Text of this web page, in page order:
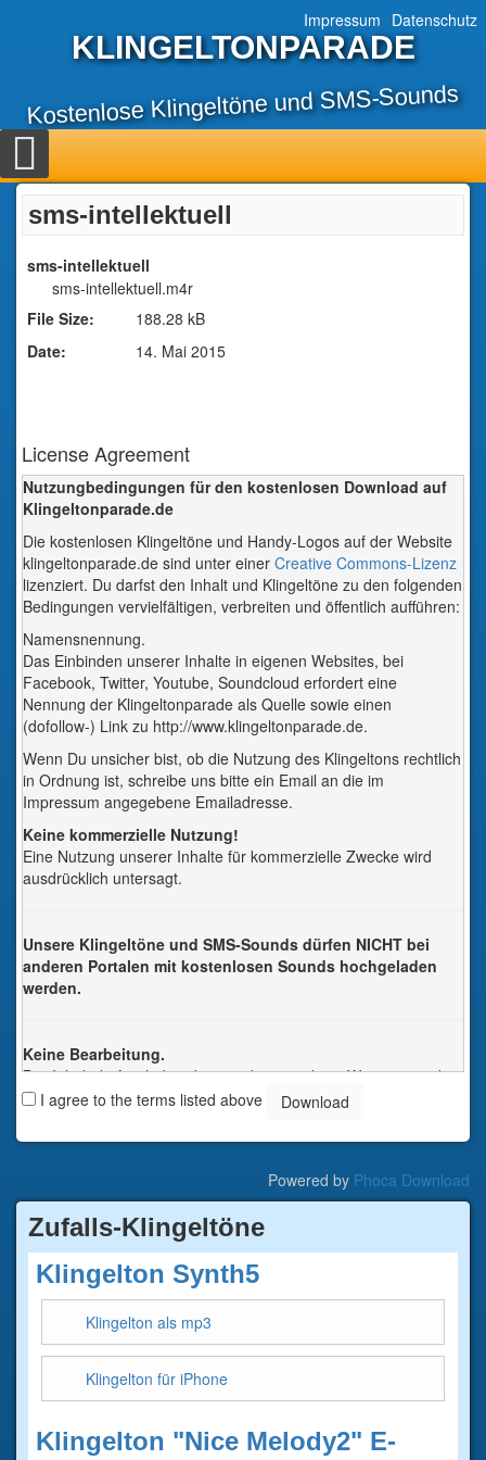
Impressum Datenschutz
KLINGELTONPARADE
Kostenlose Klingeltöne und SMS-Sounds
sms-intellektuell
sms-intellektuell
sms-intellektuell.m4r
File Size:
188.28 kB
Date:
14. Mai 2015
License Agreement
Nutzungbedingungen für den kostenlosen Download auf
Klingeltonparade.de
Die kostenlosen Klingeltöne und Handy-Logos auf der Website
klingeltonparade.de sind unter einer Creative Commons-Lizenz
lizenziert. Du darfst den Inhalt und Klingeltöne zu den folgenden
Bedingungen vervielfältigen, verbreiten und öffentlich aufführen:
Namensnennung.
Das Einbinden unserer Inhalte in eigenen Websites, bei
Facebook, Twitter, Youtube, Soundcloud erfordert eine
Nennung der Klingeltonparade als Quelle sowie einen
(dofollow-) Link zu http://www.klingeltonparade.de.
Wenn Du unsicher bist, ob die Nutzung des Klingeltons rechtlich
in Ordnung ist, schreibe uns bitte ein Email an die im
Impressum angegebene Emailadresse.
Keine kommerzielle Nutzung!
Eine Nutzung unserer Inhalte für kommerzielle Zwecke wird
ausdrücklich untersagt.
Unsere Klingeltöne und SMS-Sounds dürfen NICHT bei
anderen Portalen mit kostenlosen Sounds hochgeladen
werden.
Keine Bearbeitung.
Der Inhalt darf nicht bearbeitet oder in anderer Weise verändert
werden. Jede Änderung verstösst gegen das Urheberrecht und
des Rechtsinhabers aufgehoben werden.
I agree to the terms listed above
Powered by Phoca Download
Zufalls-Klingeltöne
Klingelton Synth5
Klingelton als mp3
Klingelton für iPhone
Klingelton "Nice Melody2" E-